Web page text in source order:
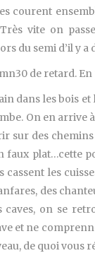
courent
vite on
du semi d’il y a
de retard.
dans les bois et
On en
sur des
faux plat…cette
les
des
caves, on se
et ne
de quoi vous